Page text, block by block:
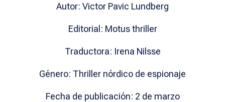
Autor: Victor Pavic Lundberg
Editorial: Motus thriller
Traductora: Irena Nilsse
Género: Thriller nórdico de espionaje
Fecha de publicación: 2 de marzo